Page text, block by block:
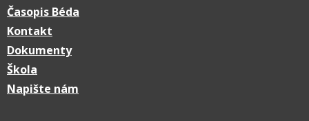
Časopis Béda
Kontakt
Dokumenty
Škola
Napište nám